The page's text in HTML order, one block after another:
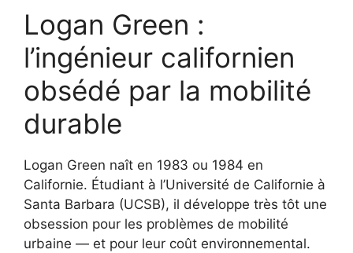
Logan Green :
l’ingénieur californien
obsédé par la mobilité
durable
Logan Green naît en 1983 ou 1984 en
Californie. Étudiant à l’Université de Californie à
Santa Barbara (UCSB), il développe très tôt une
obsession pour les problèmes de mobilité
urbaine — et pour leur coût environnemental.